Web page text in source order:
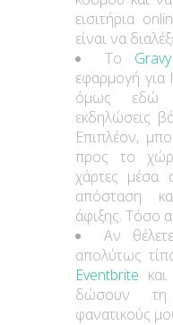
εισιτήρια
είναι να
Το Gravy
εφαρμογή για
όμως εδώ
εκδηλώσεις
Επιπλέον,
προς το
χάρτες μέσα
απόσταση
άφιξης. Τόσο
Αν
απολύτως
Eventbrite και
δώσουν
φανατικούς